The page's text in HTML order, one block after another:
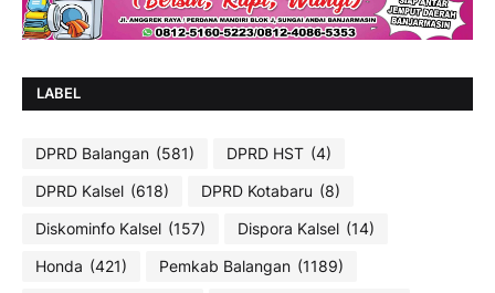
LABEL
DPRD Balangan (581) DPRD HST (4)
DPRD Kalsel (618) DPRD Kotabaru (8)
Diskominfo Kalsel (157) Dispora Kalsel (14)
Honda (421) Pemkab Balangan (1189)